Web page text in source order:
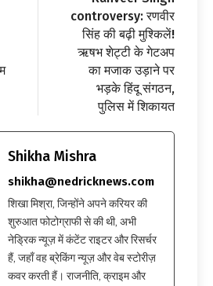
controversy: रणवीर
सिंह की बढ़ी मुश्किलें!
ऋषभ शेट्टी के गेटअप
का मजाक उड़ाने पर
भड़के हिंदू संगठन,
पुलिस में शिकायत
Shikha Mishra
shikha@nedricknews.com
शिखा मिश्रा, जिन्होंने अपने करियर की
शुरुआत फोटोग्राफी से की थी, अभी
नेड्रिक न्यूज़ में कंटेंट राइटर और रिसर्चर
हैं, जहाँ वह ब्रेकिंग न्यूज़ और वेब स्टोरीज़
कवर करती हैं। राजनीति, क्राइम और